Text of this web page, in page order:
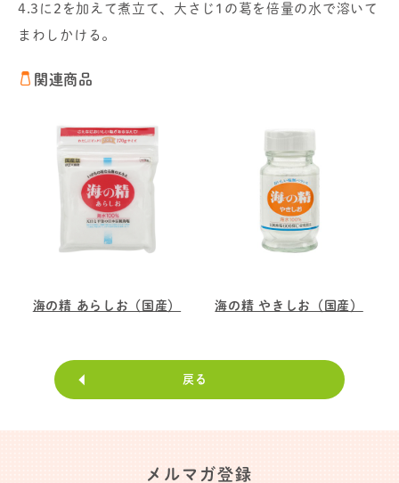
4.3に2を加えて煮立て、大さじ1の葛を倍量の水で溶いて
まわしかける。
関連商品
海の精 あらしお（国産） 海の精 やきしお（国産）
戻る
メルマガ登録